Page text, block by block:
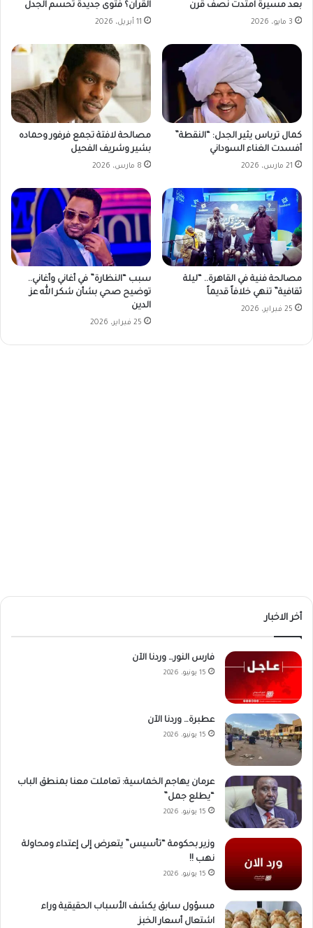
بعد مسيرة امتدت نصف قرن
3 مايو، 2026
القرآن؟ فتوى جديدة تحسم الجدل
11 أبريل، 2026
كمال ترباس يثير الجدل: “النقطة”
أفسدت الغناء السوداني
21 مارس، 2026
مصالحة لافتة تجمع فرفور وحماده
بشير وشريف الفحيل
8 مارس، 2026
مصالحة فنية في القاهرة.. “ليلة
ثقافية” تنهي خلافاً قديماً
25 فبراير، 2026
سبب “النظارة” في أغاني وأغاني..
توضيح صحي بشأن شكر الله عز
الدين
25 فبراير، 2026
أخر الاخبار
فارس النور… وردنا الآن
15 يونيو، 2026
عطبرة… وردنا الآن
15 يونيو، 2026
عرمان يهاجم الخماسية: تعاملت معنا بمنطق الباب
“يطلع جمل”
15 يونيو، 2026
وزير بحكومة “تأسيس” يتعرض إلى إعتداء ومحاولة
نهب !!
15 يونيو، 2026
مسؤول سابق يكشف الأسباب الحقيقية وراء
اشتعال أسعار الخبز